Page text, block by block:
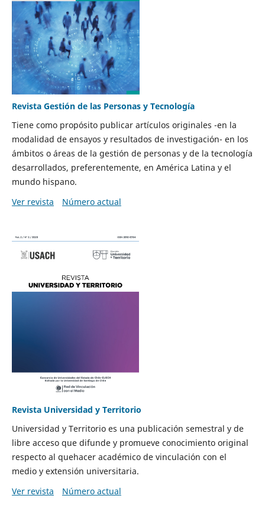
Revista Gestión de las Personas y Tecnología
Tiene como propósito publicar artículos originales -en la
modalidad de ensayos y resultados de investigación- en los
ámbitos o áreas de la gestión de personas y de la tecnología
desarrollados, preferentemente, en América Latina y el
mundo hispano.
Ver revista
Número actual
Revista Universidad y Territorio
Universidad y Territorio es una publicación semestral y de
libre acceso que difunde y promueve conocimiento original
respecto al quehacer académico de vinculación con el
medio y extensión universitaria.
Ver revista
Número actual